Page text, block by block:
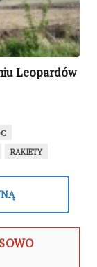
Leopardów
RAKIETY